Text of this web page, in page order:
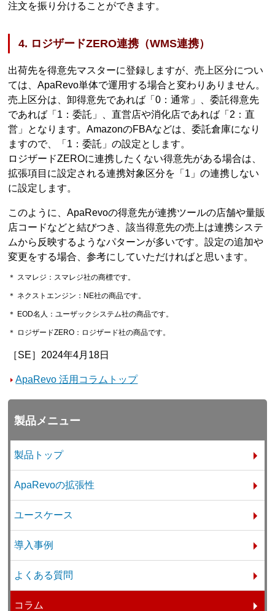
注文を振り分けることができます。
4. ロジザードZERO連携（WMS連携）
出荷先を得意先マスターに登録しますが、売上区分につい
ては、ApaRevo単体で運用する場合と変わりありません。
売上区分は、卸得意先であれば「0：通常」、委託得意先
であれば「1：委託」、直営店や消化店であれば「2：直
営」となります。AmazonのFBAなどは、委託倉庫になり
ますので、「1：委託」の設定とします。
ロジザードZEROに連携したくない得意先がある場合は、
拡張項目に設定される連携対象区分を「1」の連携しない
に設定します。
このように、ApaRevoの得意先が連携ツールの店舗や量販
店コードなどと結びつき、該当得意先の売上は連携システ
ムから反映するようなパターンが多いです。設定の追加や
変更をする場合、参考にしていただければと思います。
＊ スマレジ：スマレジ社の商標です。
＊ ネクストエンジン：NE社の商品です。
＊ EOD名人：ユーザックシステム社の商品です。
＊ ロジザードZERO：ロジザード社の商品です。
［SE］2024年4月18日
ApaRevo 活用コラムトップ
製品メニュー
製品トップ
ApaRevoの拡張性
ユースケース
導入事例
よくある質問
コラム